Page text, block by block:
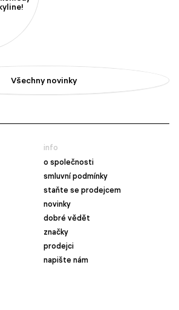
Všechny novinky
info
o společnosti
smluvní podmínky
staňte se prodejcem
novinky
dobré vědět
značky
prodejci
napište nám